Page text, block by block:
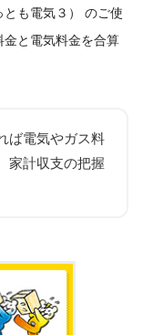
も電気３） のご使
金と電気料金を合算
ば電気やガス料
家計収支の把握